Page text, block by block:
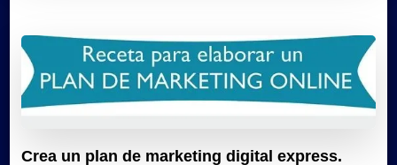
Crea un plan de marketing digital express.